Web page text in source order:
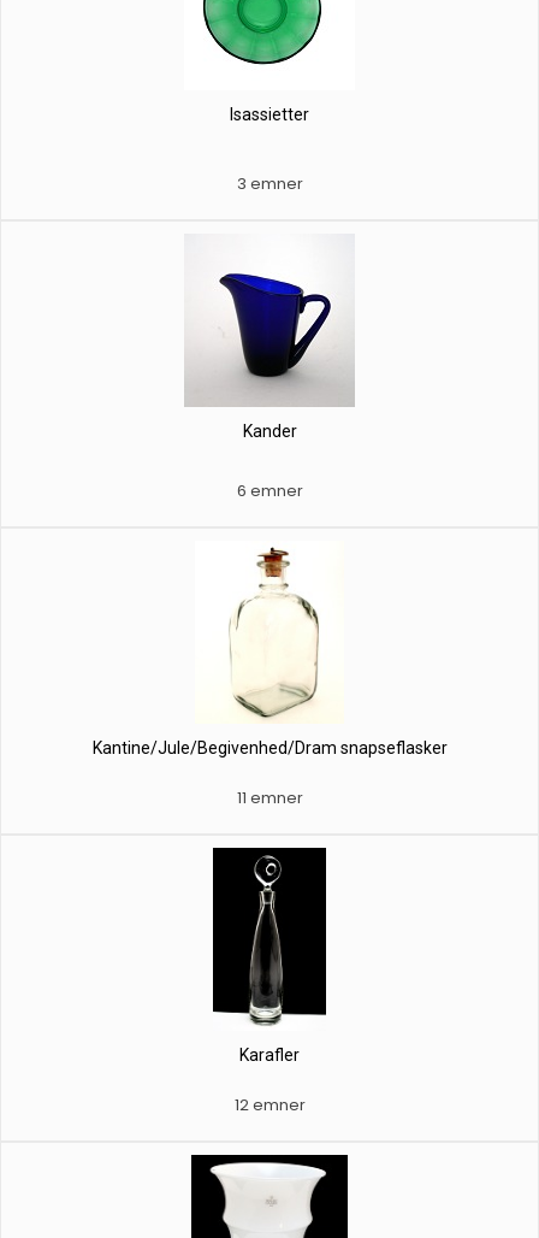
Isassietter
3 emner
Kander
6 emner
Kantine/Jule/Begivenhed/Dram snapseflasker
11 emner
Karafler
12 emner